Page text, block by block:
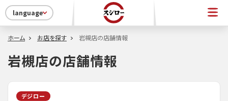
language
ホーム お店を探す 岩槻店の店舗情報
岩槻店の店舗情報
デジロー